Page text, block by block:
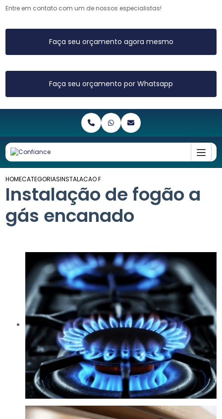
Entre em contato com um de nossos especialistas!
Faça seu orçamento agora mesmo
Faça seu orçamento por Whatsapp
HOMECATEGORIASINSTALACAO FOGAO GAS ENCANADO
Instalação de fogão a
gás encanado